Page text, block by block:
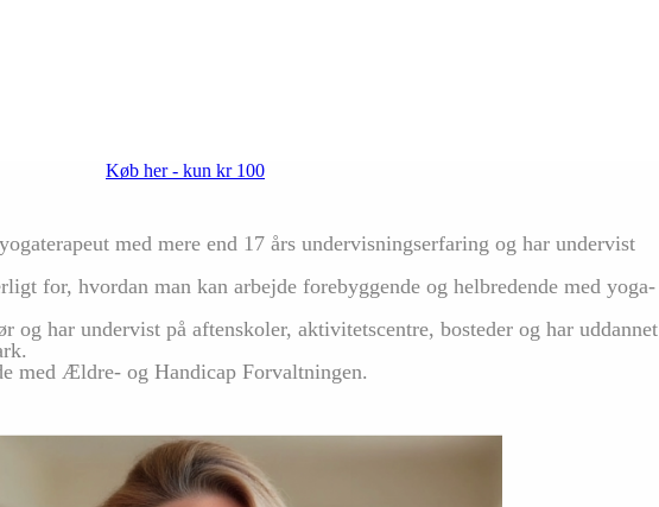
Køb her - kun kr 100
med mere end 17 års undervisningserfaring og har undervist
for, hvordan man kan arbejde forebyggende og helbredende med yoga-
har undervist på aftenskoler, aktivitetscentre, bosteder og har uddannet
med Ældre- og Handicap Forvaltningen.